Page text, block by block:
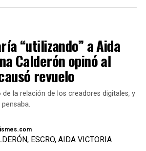
estos hechos generaron muchas
luego de que Calderón contara,
preguntas y respuestas en sus
que conoce al papá de su niña
hace siete años, ha
de amor más
de la historia y, a
“utilizando” a Aida
Calderón opinó al
revuelo
de la relación de los creadores digitales, y